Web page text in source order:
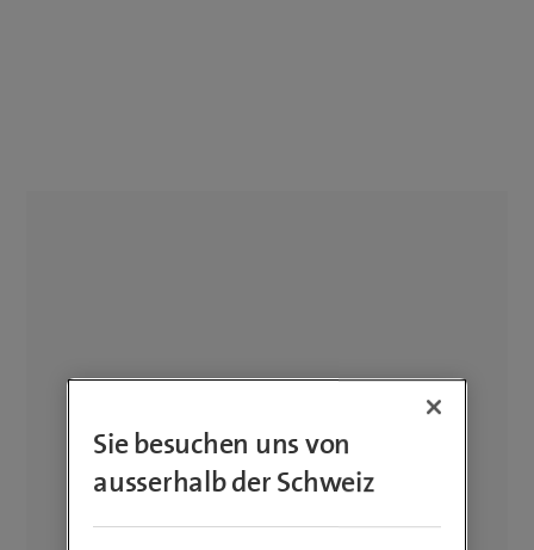
Sie besuchen uns von
ausserhalb der Schweiz